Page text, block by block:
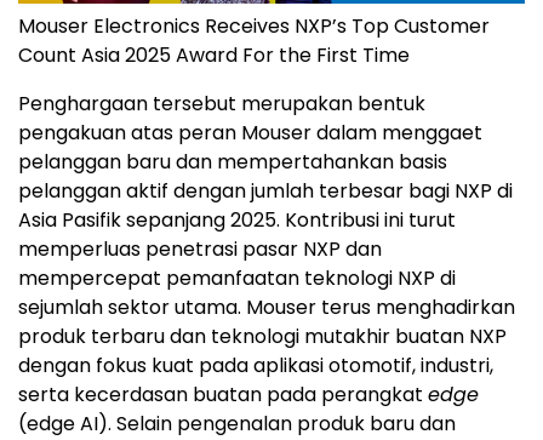
Mouser Electronics Receives NXP’s Top Customer
Count Asia 2025 Award For the First Time
Penghargaan tersebut merupakan bentuk
pengakuan atas peran Mouser dalam menggaet
pelanggan baru dan mempertahankan basis
pelanggan aktif dengan jumlah terbesar bagi NXP di
Asia Pasifik sepanjang 2025. Kontribusi ini turut
memperluas penetrasi pasar NXP dan
mempercepat pemanfaatan teknologi NXP di
sejumlah sektor utama. Mouser terus menghadirkan
produk terbaru dan teknologi mutakhir buatan NXP
dengan fokus kuat pada aplikasi otomotif, industri,
serta kecerdasan buatan pada perangkat edge
(edge AI). Selain pengenalan produk baru dan